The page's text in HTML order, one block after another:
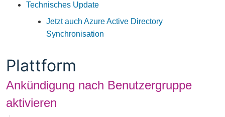
Technisches Update
Jetzt auch Azure Active Directory
Synchronisation
Plattform
Ankündigung nach Benutzergruppe
aktivieren